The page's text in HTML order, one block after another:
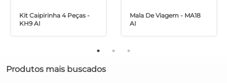
Kit Caipirinha 4 Peças -
KH9 AI
Mala De Viagem - MA18
AI
Produtos mais buscados